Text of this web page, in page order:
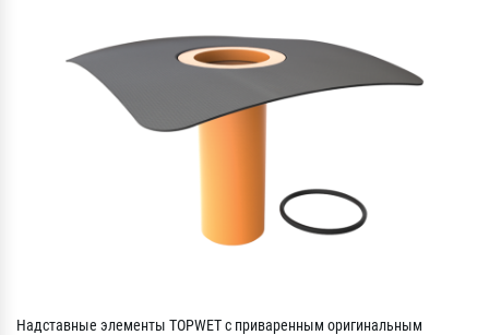
Надставные элементы TOPWET с приваренным оригинальным